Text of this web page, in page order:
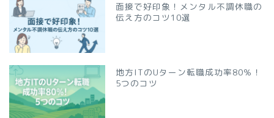
面接で好印象！メンタル不調休職の
伝え方のコツ10選
地方ITのUターン転職成功率80％！
5つのコツ